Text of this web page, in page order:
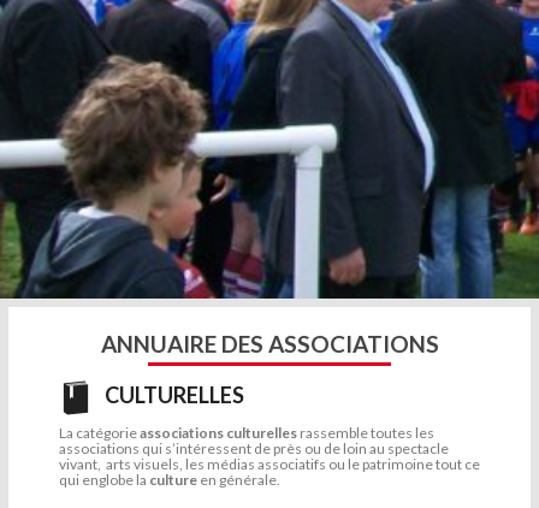
ANNUAIRE DES ASSOCIATIONS
CULTURELLES
La catégorieassociations culturelles rassemble toutes les
associations qui s’intéressent de près ou de loin au spectacle
vivant, arts visuels, les médias associatifs ou le patrimoine tout ce
qui englobe la culture en générale.